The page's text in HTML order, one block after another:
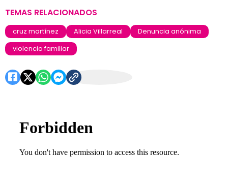
TEMAS RELACIONADOS
cruz martínez Alicia Villarreal
Denuncia anónima
violencia familiar